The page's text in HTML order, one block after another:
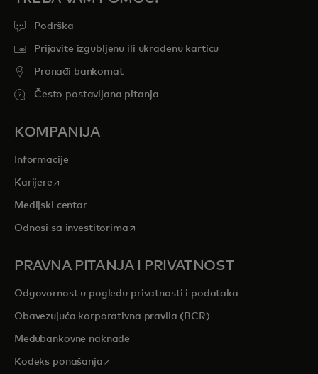
Podrška
Prijavite izgubljenu ili ukradenu karticu
Pronađi bankomat
Često postavljana pitanja
KOMPANIJA
Informacije
Karijereopens in a new tab
Medijski centar
Odnosi sa investitorimaopens in a new tab
PRAVNA PITANJA I PRIVATNOST
Odgovornost u pogledu privatnosti i podataka
Obavezujuća korporativna pravila (BCR)
Međubankovne naknade
Kodeks ponašanjaopens in a new tab